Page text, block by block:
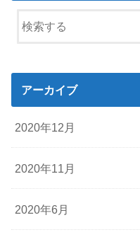
アーカイブ
2020年12月
2020年11月
2020年6月